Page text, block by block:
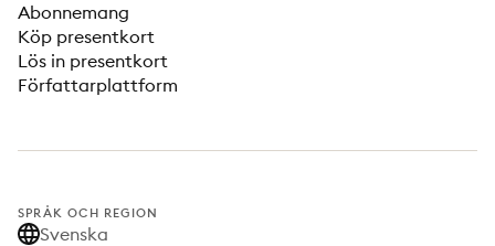
Abonnemang
Köp presentkort
Lös in presentkort
Författarplattform
SPRÅK OCH REGION
Svenska